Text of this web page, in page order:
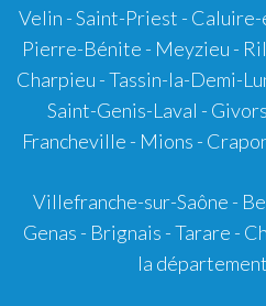
Velin -Saint-Priest -
Pierre-Bénite - Meyzieu -
Charpieu -Tassin-la-Demi-
Saint-Genis-Laval - Givors
Francheville - Mions -
Villefranche-sur-Saône -
Genas - Brignais -Tarare -
la